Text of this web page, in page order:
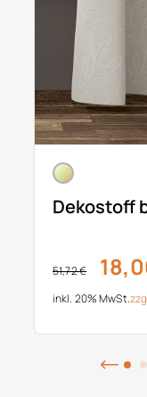
Dekostoff
51,72 €
inkl. 20% MwSt.